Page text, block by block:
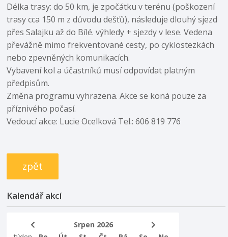
Délka trasy: do 50 km, je zpočátku v terénu (poškození
trasy cca 150 m z důvodu dešťů), následuje dlouhý sjezd
přes Salajku až do Bílé. výhledy + sjezdy v lese. Vedena
převážně mimo frekventované cesty, po cyklostezkách
nebo zpevněných komunikacích.
Vybavení kol a účastníků musí odpovídat platným
předpisům.
Změna programu vyhrazena. Akce se koná pouze za
příznivého počasí.
Vedoucí akce: Lucie Ocelková Tel.: 606 819 776
zpět
Kalendář akcí
Srpen 2026